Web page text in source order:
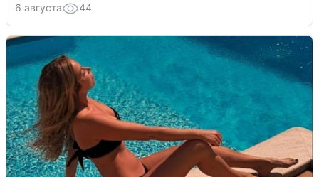
6 августа 44